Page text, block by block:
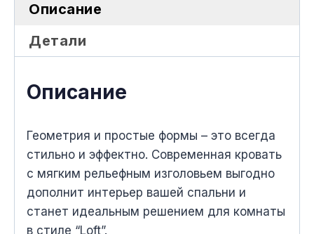
Описание
Детали
Описание
Геометрия и простые формы – это всегда
стильно и эффектно. Современная кровать
с мягким рельефным изголовьем выгодно
дополнит интерьер вашей спальни и
станет идеальным решением для комнаты
в стиле “Loft”.